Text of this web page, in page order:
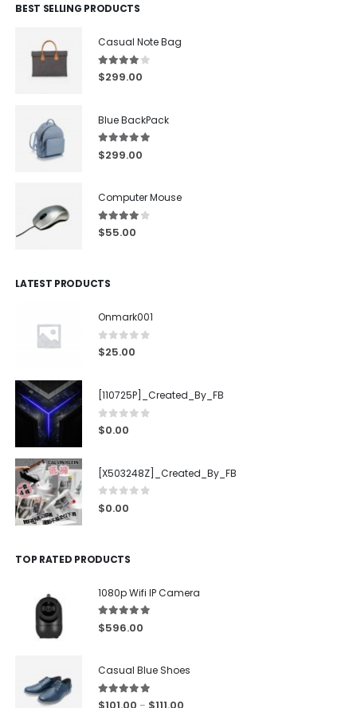
BEST SELLING PRODUCTS
Casual Note Bag
4.00out of 5
$299.00
Blue BackPack
5.00out of 5
$299.00
Computer Mouse
4.00out of 5
$55.00
LATEST PRODUCTS
Onmark001
0out of 5
$25.00
[110725P]_Created_By_FB
0out of 5
$0.00
[X503248Z]_Created_By_FB
0 out of 5
$0.00
TOP RATED PRODUCTS
1080p Wifi IP Camera
5.00out of 5
$596.00
Casual Blue Shoes
5.00 out of 5
–